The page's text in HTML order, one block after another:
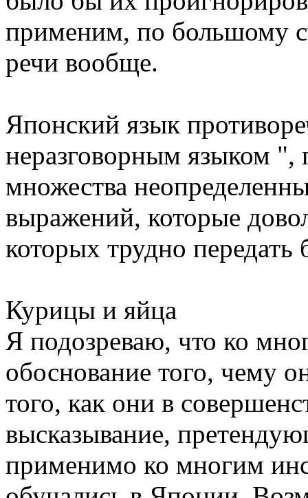
применим, по большому
речи вообще.
Японский язык
неразговорным языком ",
множества
выражений, которые
которых трудно передать
Курицы и яйца
Я подозреваю, что ко
обоснование того, чему
того, как они в
высказывание,
применимо ко многим